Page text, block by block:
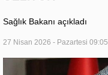
Sağlık Bakanı açıkladı
27 Nisan 2026 - Pazartesi 09:05